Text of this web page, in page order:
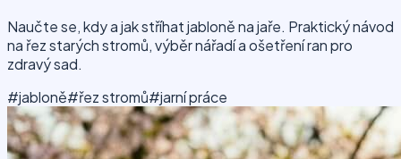
Naučte se, kdy a jak stříhat jabloně na jaře. Praktický návod
na řez starých stromů, výběr nářadí a ošetření ran pro
zdravý sad.
#jabloně#řez stromů#jarní práce